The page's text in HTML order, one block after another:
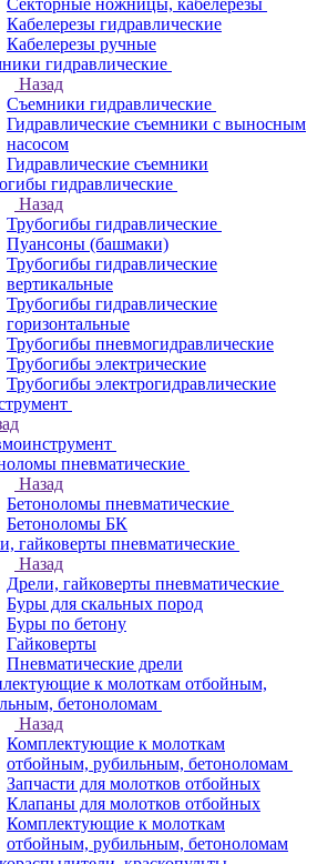
Секторные ножницы, кабелерезы
Кабелерезы гидравлические
Кабелерезы ручные
гидравлические
Назад
Съемники гидравлические
Гидравлические cъемники с выносным
насосом
Гидравлические съемники
гидравлические
Назад
Трубогибы гидравлические
Пуансоны (башмаки)
Трубогибы гидравлические
вертикальные
Трубогибы гидравлические
горизонтальные
Трубогибы пневмогидравлические
Трубогибы электрические
Трубогибы электрогидравлические
пневматические
Назад
Бетоноломы пневматические
Бетоноломы БК
гайковерты пневматические
Назад
Дрели, гайковерты пневматические
Буры для скальных пород
Буры по бетону
Гайковерты
Пневматические дрели
к молоткам отбойным,
бетоноломам
Назад
Комплектующие к молоткам
отбойным, рубильным, бетоноломам
Запчасти для молотков отбойных
Клапаны для молотков отбойных
Комплектующие к молоткам
отбойным, рубильным, бетоноломам